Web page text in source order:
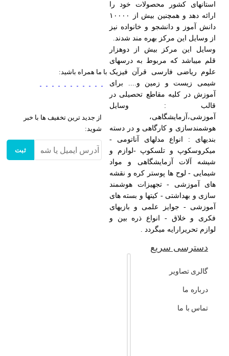
استانهای کشور محصولات خود را
ارائه دهد و همچنین بیش از ۱۰۰۰۰
دانش آموز و دانشجو و خانواده نیز
از وسایل این مرکز بهره مند شدند.
وسایل این مرکز بیش از دوهزار
قلم میباشد که مربوط به درسهای
علوم ریاضی فارسی قرآن فیزیک
شیمی زیست و زمین و.... برای
آموزش در کلیه مقاطع تحصیلی در
قالب : وسایل
آموزشی،آزمایشگاهی،
هوشمندسازی و کارگاهی و در دسته
بندیهای : انواع مدلهای آناتومی -
میکروسکوپ و تلسکوپ -لوازم و
شیشه آلات آزمایشگاهی و مواد
شیمایی - لوح ها پوستر کره و نقشه
های آموزشی - تجهیزات هوشمند
سازی و بهداشتی - کیتها و بسته های
آموزشی - جوایز علمی و بازیهای
فکری و خلاق - انواع ذره بین و
لوازم تحریرارایه میگردد .
دسترسی سریع
گالری تصاویر
درباره ما
تماس با ما
با ما همراه باشید:
از جدید ترین تخفیف ها با خبر
شوید:
ثبت